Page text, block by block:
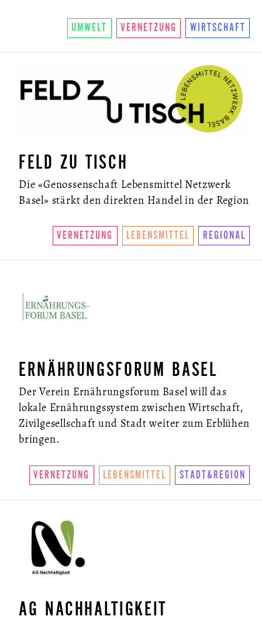
UMWELT VERNETZUNG WIRTSCHAFT
FELD ZU TISCH
Die «Genossenschaft Lebensmittel Netzwerk
Basel» stärkt den direkten Handel in der Region
VERNETZUNG LEBENSMITTEL REGIONAL
ERNÄHRUNGSFORUM BASEL
Der Verein Ernährungsforum Basel will das
lokale Ernährungssystem zwischen Wirtschaft,
Zivilgesellschaft und Stadt weiter zum Erblühen
bringen.
VERNETZUNG LEBENSMITTEL STADT&REGION
AG NACHHALTIGKEIT